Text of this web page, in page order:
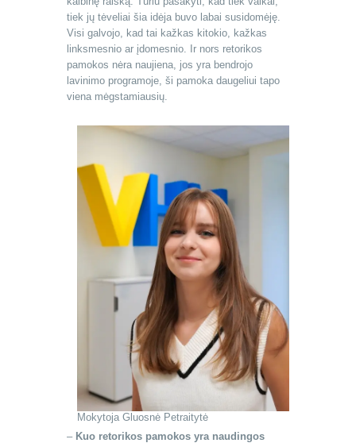
tiek jų tėveliai šia idėja buvo labai susidomėję.
Visi galvojo, kad tai kažkas kitokio, kažkas
linksmesnio ar įdomesnio. Ir nors retorikos
pamokos nėra naujiena, jos yra bendrojo
lavinimo programoje, ši pamoka daugeliui tapo
viena mėgstamiausių.
Mokytoja Gluosnė Petraitytė
– Kuo retorikos pamokos yra naudingos